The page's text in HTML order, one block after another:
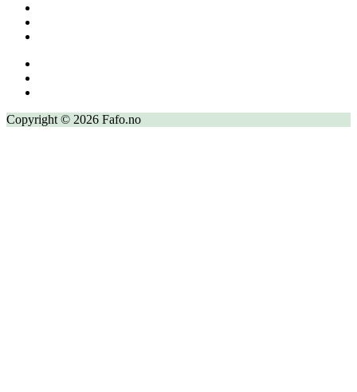
Copyright © 2026 Fafo.no